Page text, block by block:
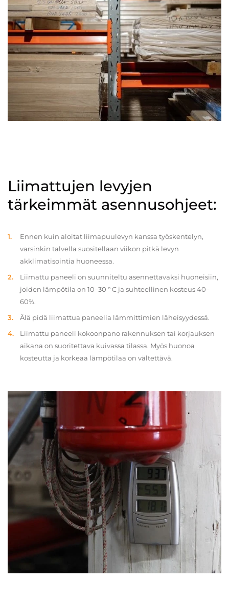
Liimattujen levyjen
tärkeimmät asennusohjeet:
Ennen kuin aloitat liimapuulevyn kanssa työskentelyn,
varsinkin talvella suositellaan viikon pitkä levyn
akklimatisointia huoneessa.
Liimattu paneeli on suunniteltu asennettavaksi huoneisiin,
joiden lämpötila on 10–30 ° C ja suhteellinen kosteus 40–
60%.
Älä pidä liimattua paneelia lämmittimien läheisyydessä.
Liimattu paneeli kokoonpano rakennuksen tai korjauksen
aikana on suoritettava kuivassa tilassa. Myös huonoa
kosteutta ja korkeaa lämpötilaa on vältettävä.